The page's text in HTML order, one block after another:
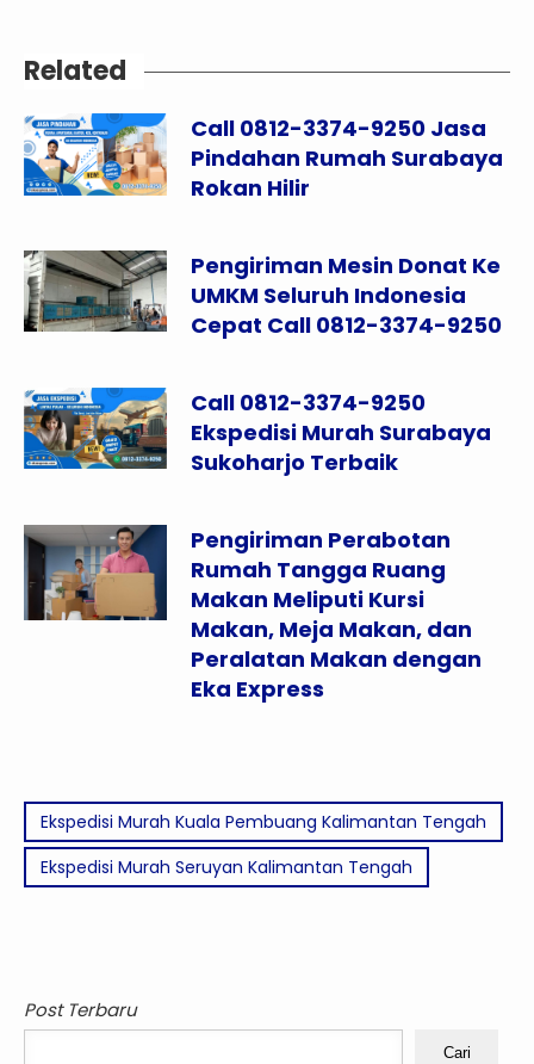
Related
Call 0812-3374-9250 Jasa
Pindahan Rumah Surabaya
Rokan Hilir
Pengiriman Mesin Donat Ke
UMKM Seluruh Indonesia
Cepat Call 0812-3374-9250
Call 0812-3374-9250
Ekspedisi Murah Surabaya
Sukoharjo Terbaik
Pengiriman Perabotan
Rumah Tangga Ruang
Makan Meliputi Kursi
Makan, Meja Makan, dan
Peralatan Makan dengan
Eka Express
Ekspedisi Murah Kuala Pembuang Kalimantan Tengah
Ekspedisi Murah Seruyan Kalimantan Tengah
Post Terbaru
Cari